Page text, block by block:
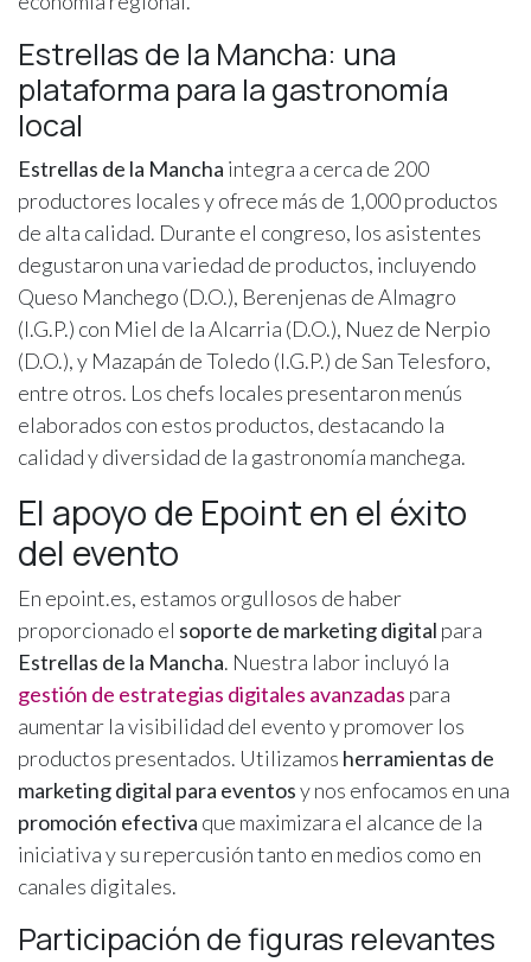
Estrellas de la Mancha: una
plataforma para la gastronomía
local
Estrellas de la Mancha integra a cerca de 200
productores locales y ofrece más de 1,000 productos
de alta calidad. Durante el congreso, los asistentes
degustaron una variedad de productos, incluyendo
Queso Manchego (D.O.), Berenjenas de Almagro
(I.G.P.) con Miel de la Alcarria (D.O.), Nuez de Nerpio
(D.O.), y Mazapán de Toledo (I.G.P.) de San Telesforo,
entre otros. Los chefs locales presentaron menús
elaborados con estos productos, destacando la
calidad y diversidad de la gastronomía manchega.
El apoyo de Epoint en el éxito
del evento
En epoint.es, estamos orgullosos de haber
proporcionado el soporte de marketing digital para
Estrellas de la Mancha. Nuestra labor incluyó la
gestión de estrategias digitales avanzadas para
aumentar la visibilidad del evento y promover los
productos presentados. Utilizamos herramientas de
marketing digital para eventosy nos enfocamos en una
promoción efectiva que maximizara el alcance de la
iniciativa y su repercusión tanto en medios como en
canales digitales.
Participación de figuras relevantes